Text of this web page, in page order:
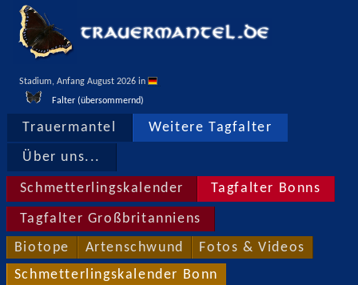
Stadium, Anfang August 2026 in
Falter (übersommernd)
Trauermantel Weitere Tagfalter
Über uns...
Schmetterlingskalender Tagfalter Bonns
Tagfalter Großbritanniens
Biotope Artenschwund Fotos & Videos
Schmetterlingskalender Bonn